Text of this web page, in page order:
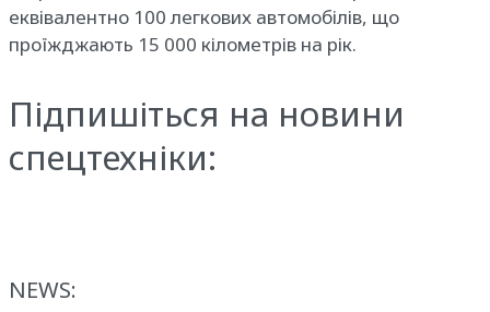
еквівалентно 100 легкових автомобілів, що
проїжджають 15 000 кілометрів на рік.
Підпишіться на новини
спецтехніки:
NEWS: